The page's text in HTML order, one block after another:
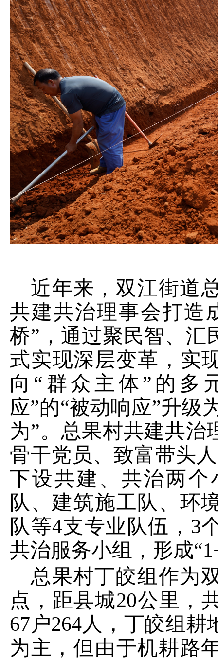
近年来，双江街道
共建共治理事会打造
桥”， 通过聚民智、汇
式实现深层变革，实
向 “ 群众主体” 的多
应”的“被动响应”升级
为”。 总果村共建共治
骨干党员、致富带头
下设共建、共治两
队 、 建筑施工队、环
队等4支专业队伍， 3
共治服务小组，形成“
总果村丁皎组作为
点，距县城20公里，
67户264人 ， 丁皎组耕
为主，但由于机耕路